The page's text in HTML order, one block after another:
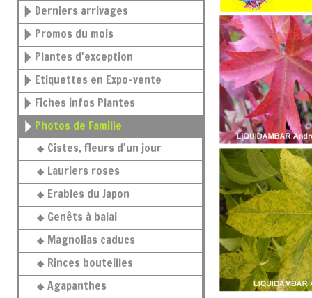
Derniers arrivages
Promos du mois
Plantes d'exception
Etiquettes en Expo-vente
Fiches infos Plantes
Photos de Famille
Cistes, fleurs d'un jour
Lauriers roses
Erables du Japon
Genêts à balai
Magnolias caducs
Rinces bouteilles
Agapanthes